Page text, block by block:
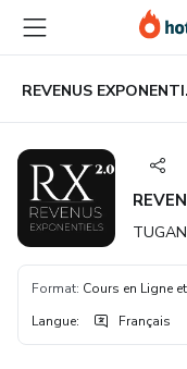
vers
contenu
principal
vers
bas
de
Format: Cours en Ligne
Langue: Français